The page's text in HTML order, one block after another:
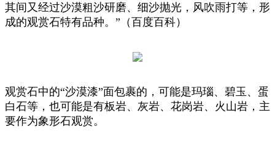
其间又经过沙漠粗沙研磨、细沙抛光，风吹雨打等，形
成的观赏石特有品种。”（百度百科）
观赏石中的“沙漠漆”面包裹的，可能是玛瑙、碧玉、蛋
白石等，也可能是有板岩、灰岩、花岗岩、火山岩，主
要作为象形石观赏。